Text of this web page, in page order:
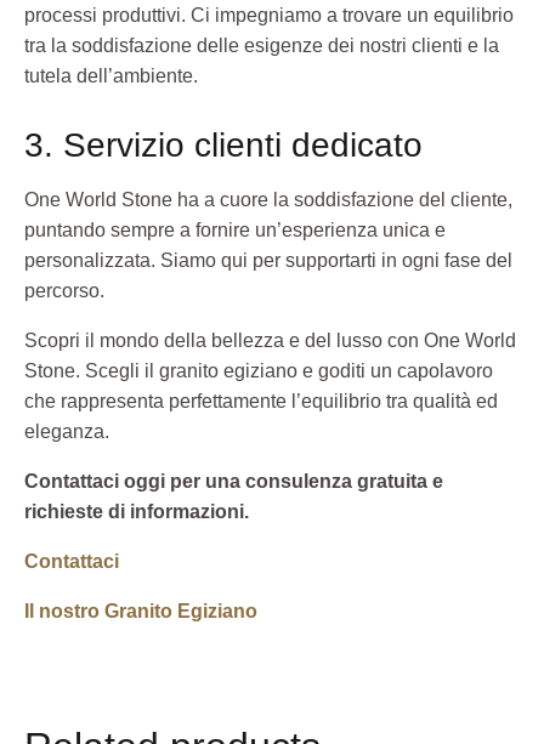
processi produttivi. Ci impegniamo a trovare un equilibrio
tra la soddisfazione delle esigenze dei nostri clienti e la
tutela dell’ambiente.
3. Servizio clienti dedicato
One World Stone ha a cuore la soddisfazione del cliente,
puntando sempre a fornire un’esperienza unica e
personalizzata. Siamo qui per supportarti in ogni fase del
percorso.
Scopri il mondo della bellezza e del lusso con One World
Stone. Scegli il granito egiziano e goditi un capolavoro
che rappresenta perfettamente l’equilibrio tra qualità ed
eleganza.
Contattaci oggi per una consulenza gratuita e
richieste di informazioni.
Contattaci
Il nostro Granito Egiziano